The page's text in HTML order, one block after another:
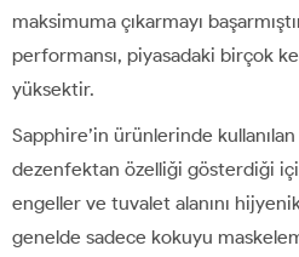
maksimuma çıkarmayı
performansı, piyasadaki birçok
yüksektir.
Sapphire’in ürünlerinde
dezenfektan özelliği gösterdiği
engeller ve tuvalet alanını
genelde sadece kokuyu